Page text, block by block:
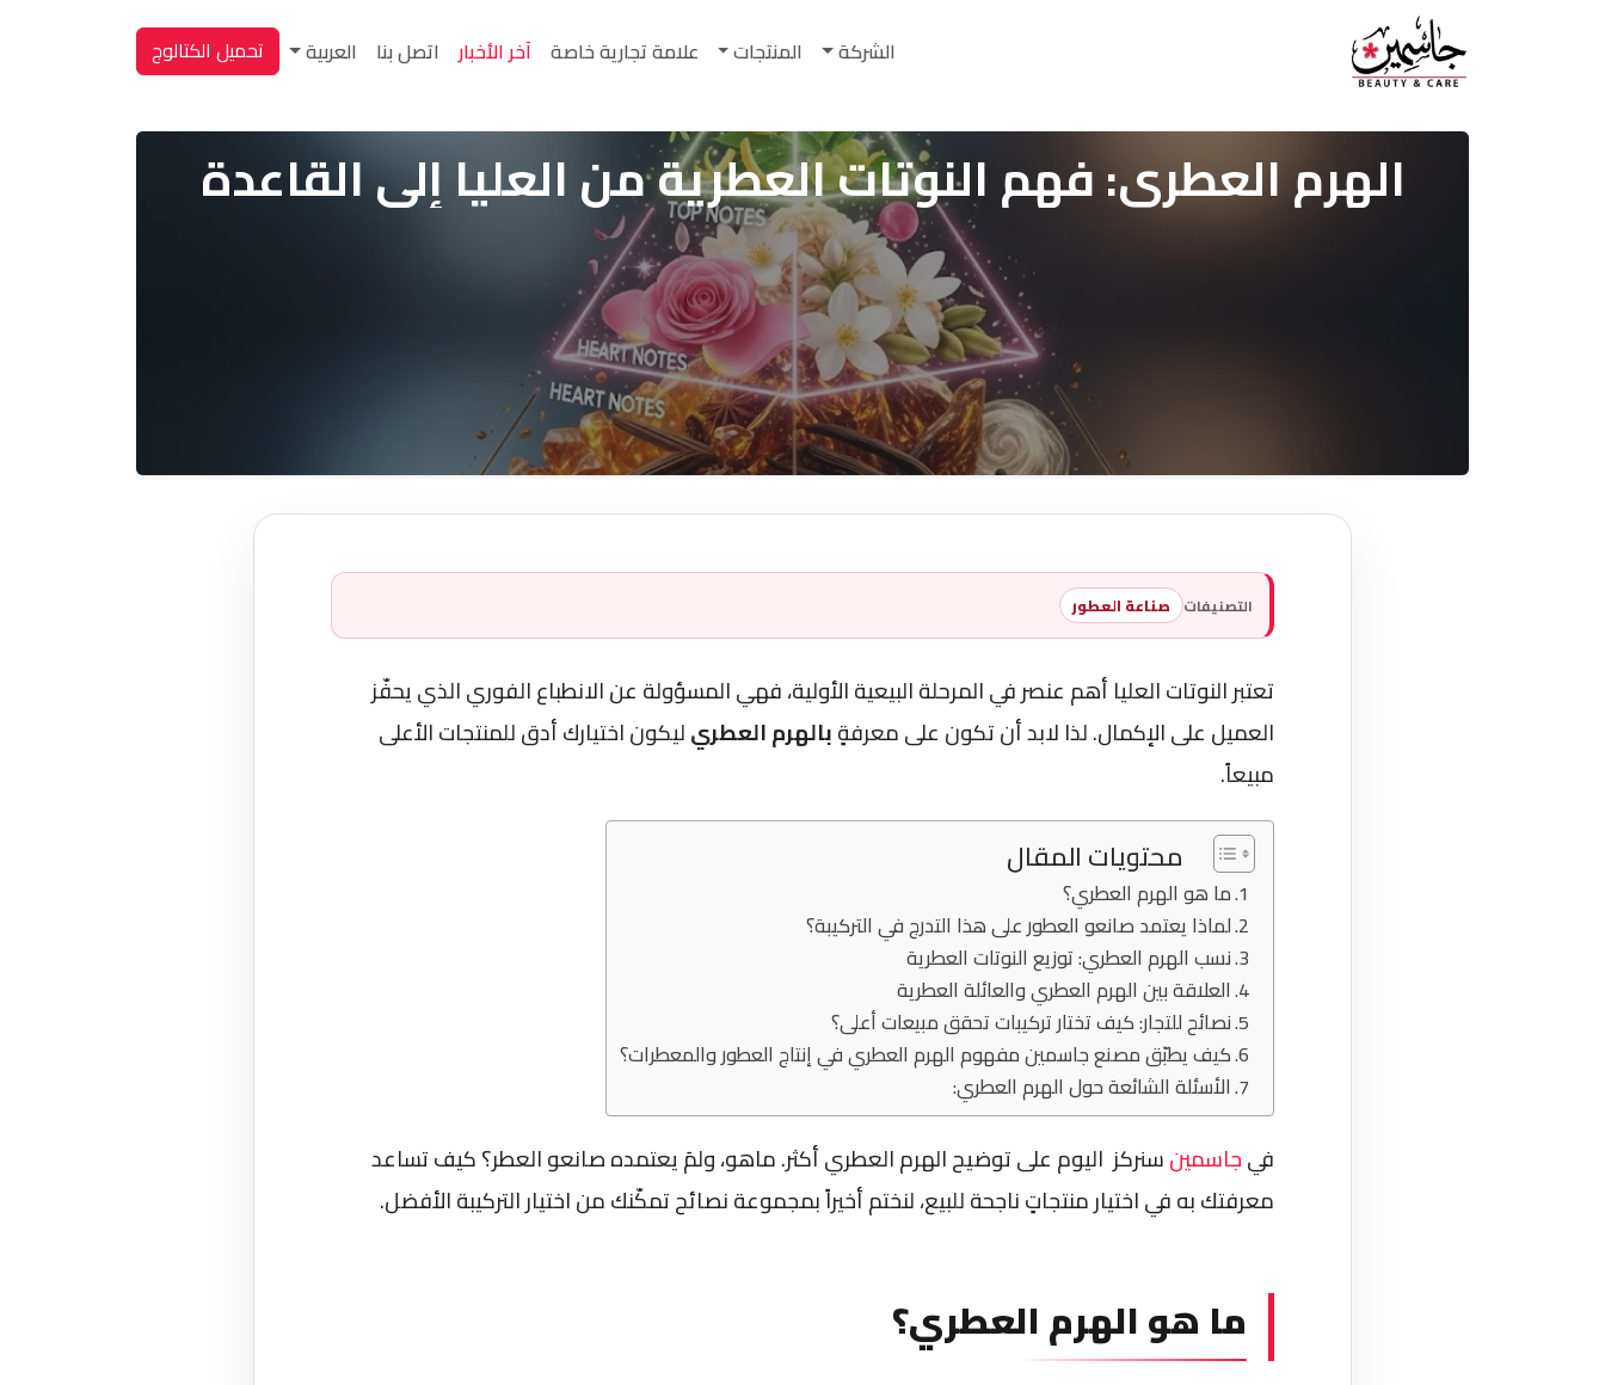
الشركة المنتجات علامة تجارية خاصة آخر الأخبار اتصل بنا العربية تحميل الكتالوج
الهرم العطري: فهم النوتات العطرية من العليا إلى القاعدة
التصنيفات صناعة العطور
تعتبر النوتات العليا أهم عنصر في المرحلة البيعية الأولية، فهي المسؤولة عن الانطباع الفوري الذي يحفّز
العميل على الإكمال. لذا لابد أن تكون على معرفةٍبالهرم العطريليكون اختيارك أدق للمنتجات الأعلى
مبيعاً.
محتويات المقال
ما هو الهرم العطري؟
لماذا يعتمد صانعو العطور على هذا التدرج في التركيبة؟
نسب الهرم العطري: توزيع النوتات العطرية
العلاقة بين الهرم العطري والعائلة العطرية
نصائح للتجار: كيف تختار تركيبات تحقق مبيعات أعلى؟
كيف يطبّق مصنع جاسمين مفهوم الهرم العطري في إنتاج العطور والمعطرات؟
الأسئلة الشائعة حول الهرم العطري:
فيجاسمينسنركز اليوم على توضيح الهرم العطري أكثر. ماهو، ولمَ يعتمده صانعو العطر؟ كيف تساعد
معرفتك به في اختيار منتجاتٍ ناجحة للبيع، لنختم أخيراً بمجموعة نصائح تمكّنك من اختيار التركيبة الأفضل.
ما هو الهرم العطري؟